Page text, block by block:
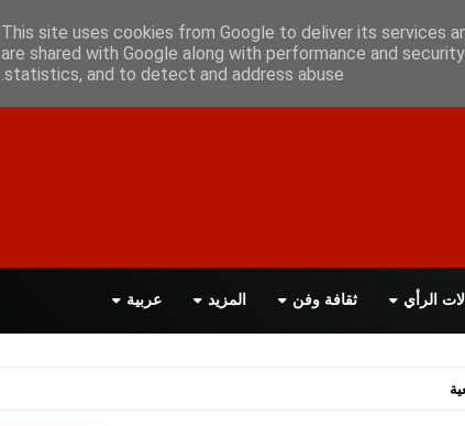
اقرأ الصحيفة PDF
الرأي ثقافة وفن المزيد عربية
This site uses cookies from Google to deliver its services
are shared with Google along with performance and
statistics, and to detect and address abuse.